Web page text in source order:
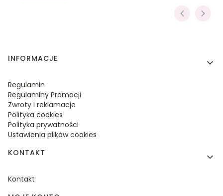
Linki w stopce
INFORMACJE
Regulamin
Regulaminy Promocji
Zwroty i reklamacje
Polityka cookies
Polityka prywatności
Ustawienia plików cookies
KONTAKT
Kontakt